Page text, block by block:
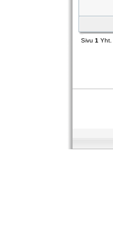
Sivu 1 Yht.